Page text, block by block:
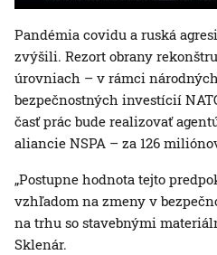
Pandémia covidu a ruská
zvýšili. Rezort obrany
úrovniach – v rámci
bezpečnostných investícií
časť prác bude realizovať
aliancie NSPA – za 126
„Postupne hodnota tejto
vzhľadom na zmeny v
na trhu so stavebnými
Sklenár.